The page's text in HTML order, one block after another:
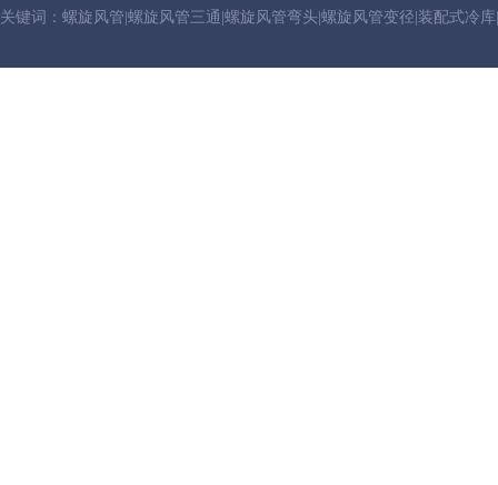
关键词： 螺旋风管 螺旋风管三通 螺旋风管弯头 螺旋风管变径 装配式冷库